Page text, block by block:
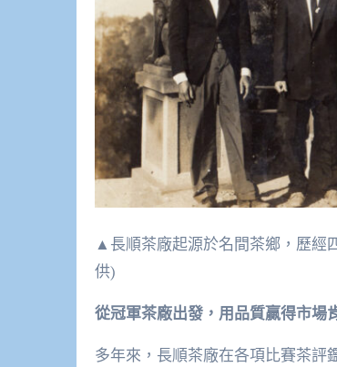
▲長順茶廠起源於名間茶鄉，歷經
供)
從冠軍茶廠出發，用品質贏得市場
多年來，長順茶廠在各項比賽茶評